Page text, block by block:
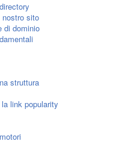
sito
di dominio
struttura
link popularity